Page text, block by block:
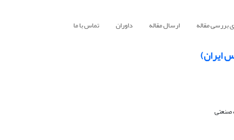
بررسی مقاله ارسال مقاله داوران تماس با ما
ایران)
صنعتی